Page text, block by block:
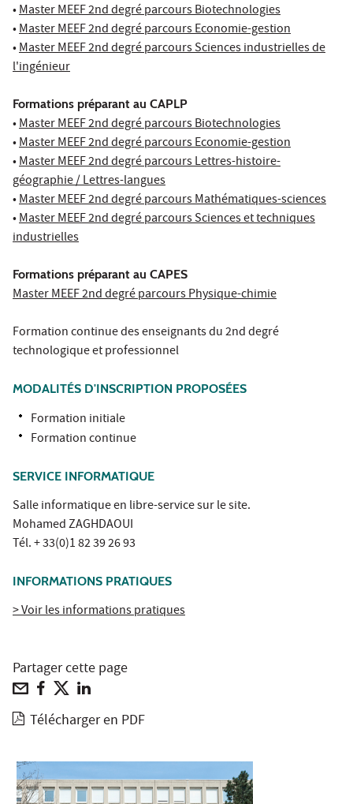
•Master MEEF 2nd degré parcours Biotechnologies
•Master MEEF 2nd degré parcours Economie-gestion
•Master MEEF 2nd degré parcours Sciences industrielles de
l'ingénieur
Formations préparant au CAPLP
•Master MEEF 2nd degré parcours Biotechnologies
•Master MEEF 2nd degré parcours Economie-gestion
•Master MEEF 2nd degré parcours Lettres-histoire-
géographie / Lettres-langues
•Master MEEF 2nd degré parcours Mathématiques-sciences
•Master MEEF 2nd degré parcours Sciences et techniques
industrielles
Formations préparant au CAPES
Master MEEF 2nd degré parcours Physique-chimie
Formation continue des enseignants du 2nd degré
technologique et professionnel
MODALITÉS D'INSCRIPTION PROPOSÉES
Formation initiale
Formation continue
SERVICE INFORMATIQUE
Salle informatique en libre-service sur le site.
Mohamed ZAGHDAOUI
Tél. + 33(0)1 82 39 26 93
INFORMATIONS PRATIQUES
> Voir les informations pratiques
Partager cette page
Télécharger en PDF